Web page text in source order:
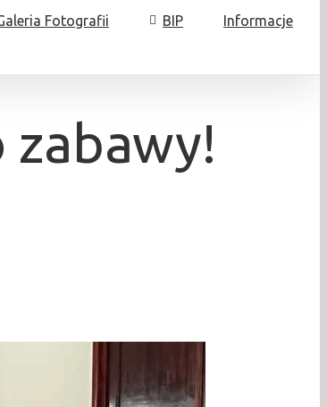
Fotografii BIP Informacje
zabawy!